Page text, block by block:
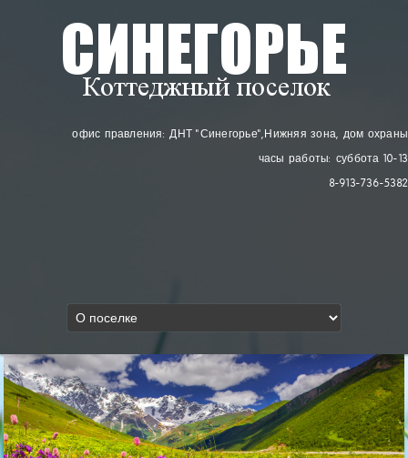
офис правления: ДНТ "Синегорье", Нижняя зона, дом охраны
часы работы: суббота 10-13
8-913-736-5382